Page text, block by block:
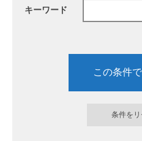
キーワード